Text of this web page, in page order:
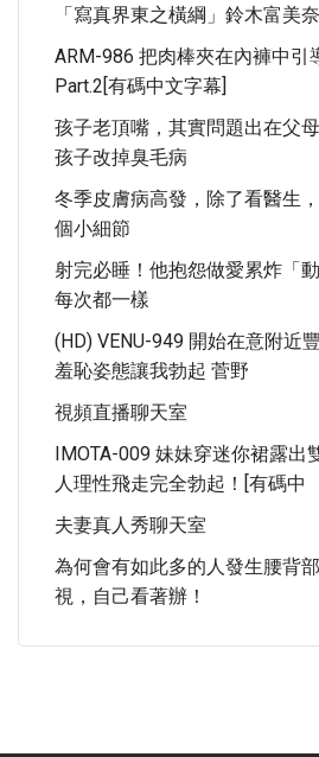
「寫真界東之橫綱」鈴木富美
ARM-986 把肉棒夾在內褲中引
Part.2[有碼中文字幕]
孩子老頂嘴，其實問題出在父
孩子改掉臭毛病
冬季皮膚病高發，除了看醫生
個小細節
射完必睡！他抱怨做愛累炸「
每次都一樣
(HD) VENU-949 開始在意附近
羞恥姿態讓我勃起 菅野
視頻直播聊天室
IMOTA-009 妹妹穿迷你裙露出
人理性飛走完全勃起！[有碼中
夫妻真人秀聊天室
為何會有如此多的人發生腰背
視，自己看著辦！